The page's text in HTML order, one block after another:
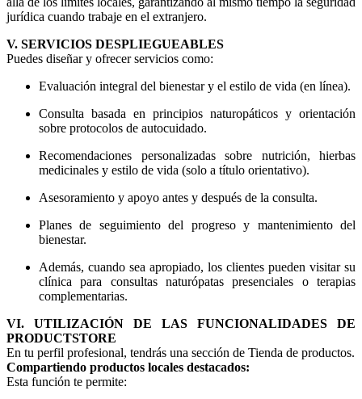
jurídica cuando trabaje en el extranjero.
V. SERVICIOS DESPLIEGUEABLES
Puedes diseñar y ofrecer servicios como:
Evaluación integral del bienestar y el estilo de vida (en línea).
Consulta basada en principios naturopáticos y orientación
sobre protocolos de autocuidado.
Recomendaciones personalizadas sobre nutrición, hierbas
medicinales y estilo de vida (solo a título orientativo).
Asesoramiento y apoyo antes y después de la consulta.
Planes de seguimiento del progreso y mantenimiento del
bienestar.
Además, cuando sea apropiado, los clientes pueden visitar su
clínica para consultas naturópatas presenciales o terapias
complementarias.
VI. UTILIZACIÓN DE LAS FUNCIONALIDADES DE
PRODUCTSTORE
En tu perfil profesional, tendrás una sección de Tienda de productos.
Compartiendo productos locales destacados:
Esta función te permite: